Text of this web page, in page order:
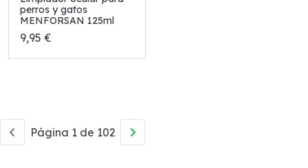
perros y gatos
MENFORSAN 125ml
9,95 €
Página 1 de 102